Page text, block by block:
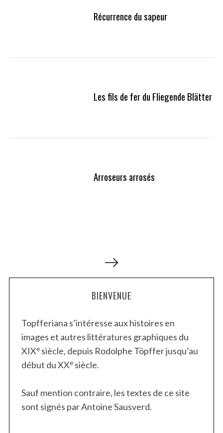
Récurrence du sapeur
Les fils de fer du Fliegende Blätter
Arroseurs arrosés
BIENVENUE
Topfferiana s’intéresse aux histoires en
images et autres littératures graphiques du
XIXesiècle, depuis Rodolphe Töpffer jusqu’au
début du XXesiècle.
Sauf mention contraire, les textes de ce site
sont signés par Antoine Sausverd.